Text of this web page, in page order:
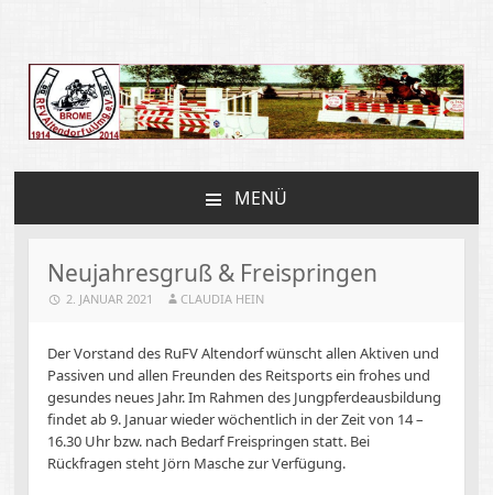
Reit und Fahrverein
Altendorf
MENÜ
ZUM
SPRINGEN
Neujahresgruß & Freispringen
2. JANUAR 2021 CLAUDIA HEIN
Der Vorstand des RuFV Altendorf wünscht allen Aktiven und
Passiven und allen Freunden des Reitsports ein frohes und
gesundes neues Jahr. Im Rahmen des Jungpferdeausbildung
findet ab 9. Januar wieder wöchentlich in der Zeit von 14 –
16.30 Uhr bzw. nach Bedarf Freispringen statt. Bei
Rückfragen steht Jörn Masche zur Verfügung.